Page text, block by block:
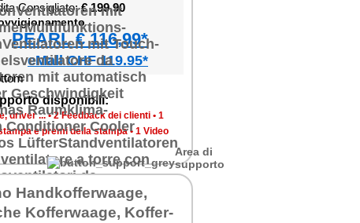
Consigliato:€ 199,90
PEARL € 116,99*
eMall CHF 119.95*
disponibili:
driver ...•2 Feedback dei clienti • 1
e premi della stampa• 1 Video
Area di
supporto
Handkofferwaage,
Kofferwaage, Koffer-